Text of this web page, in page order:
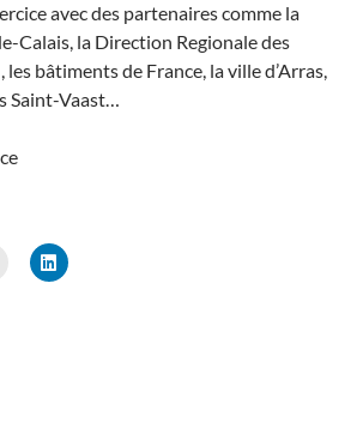
avec des partenaires comme la
Calais, la Direction Regionale des
bâtiments de France, la ville d’Arras,
Saint-Vaast…